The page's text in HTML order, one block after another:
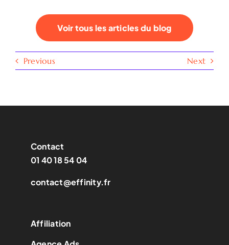
Voir tous les articles du blog
Previous Next
Contact
01 40 18 54 04
contact@effinity.fr
Affiliation